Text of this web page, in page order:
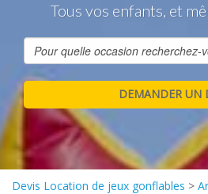
Tous vos enfants, et
Devis Location de jeux gonflables >